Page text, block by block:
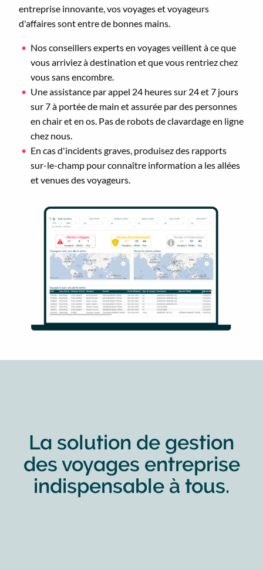
entreprise innovante, vos voyages et voyageurs
d'affaires sont entre de bonnes mains.
Nos conseillers experts en voyages veillent à ce que
vous arriviez à destination et que vous rentriez chez
vous sans encombre.
Une assistance par appel 24 heures sur 24 et 7 jours
sur 7 à portée de main et assurée par des personnes
en chair et en os. Pas de robots de clavardage en ligne
chez nous.
En cas d'incidents graves, produisez des rapports
sur-le-champ pour connaître information a les allées
et venues des voyageurs.
La solution de gestion
des voyages entreprise
indispensable à tous.